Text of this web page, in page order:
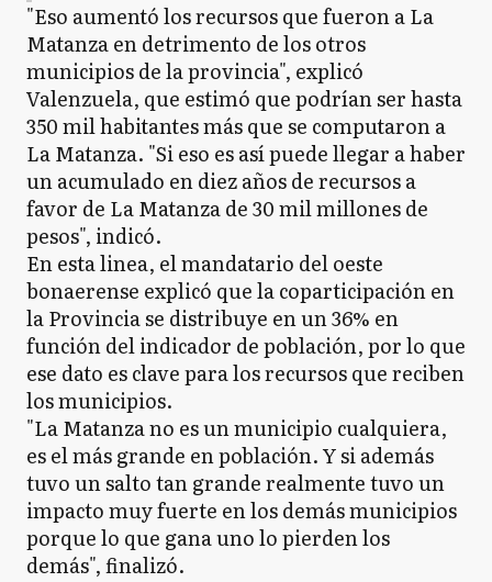
"Eso aumentó los recursos que fueron a La
Matanza en detrimento de los otros
municipios de la provincia", explicó
Valenzuela, que estimó que podrían ser hasta
350 mil habitantes más que se computaron a
La Matanza. "Si eso es así puede llegar a haber
un acumulado en diez años de recursos a
favor de La Matanza de 30 mil millones de
pesos", indicó.
En esta linea, el mandatario del oeste
bonaerense explicó que la coparticipación en
la Provincia se distribuye en un 36% en
función del indicador de población, por lo que
ese dato es clave para los recursos que reciben
los municipios.
"La Matanza no es un municipio cualquiera,
es el más grande en población. Y si además
tuvo un salto tan grande realmente tuvo un
impacto muy fuerte en los demás municipios
porque lo que gana uno lo pierden los
demás", finalizó.